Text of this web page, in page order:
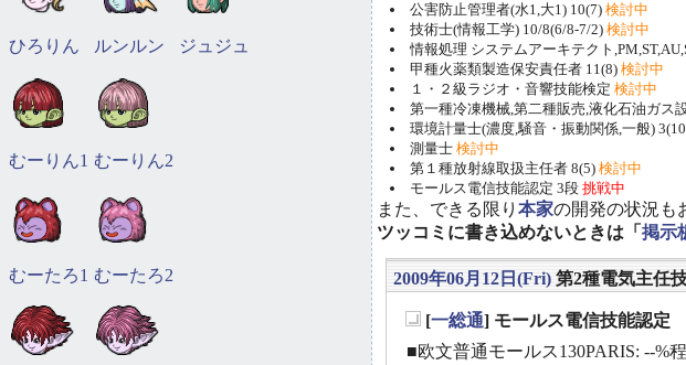
公害防止管理者(水1,大1) 10(7) 検討中
技術士(情報工学) 10/8(6/8-7/2) 検討中
情報処理 システムアーキテクト
甲種火薬類製造保安責任者 11(8) 検討中
１・２級ラジオ・音響技能検定 検討中
第一種冷凍機械,第二種販売,液化石油ガス
環境計量士(濃度,騒音・振動関係,一般)
測量士 検討中
第１種放射線取扱主任者 8(5) 検討中
モールス電信技能認定 3段 挑戦中
また、できる限り 本家の開発の状況も
ツッコミに書き込めないときは「 掲示
2009年06月12日(Fri) 第2種電気主任
[一総通] モールス電信技能認定
■欧文普通モールス130PARIS: --%
ひろりん ルンルン ジュジュ
むーりん1 むーりん2
むーたろ1 むーたろ2